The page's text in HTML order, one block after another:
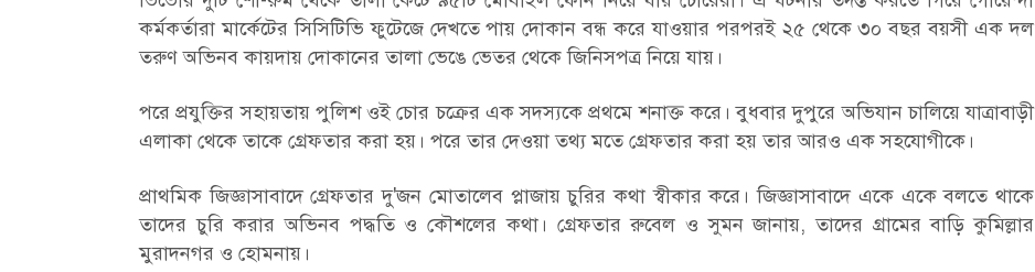
কর্মকর্তারা মার্কেটের সিসিটিভি ফুটেজে দেখতে পায় দোকান বন্ধ করে যাওয়ার পরপরই ২৫ থেকে ৩০ বছর বয়সী এক দল
তরুণ অভিনব কায়দায় দোকানের তালা ভেঙে ভেতর থেকে জিনিসপত্র নিয়ে যায়।
পরে প্রযুক্তির সহায়তায় পুলিশ ওই চোর চক্রের এক সদস্যকে প্রথমে শনাক্ত করে। বুধবার দুপুরে অভিযান চালিয়ে যাত্রাবাড়ী
এলাকা থেকে তাকে গ্রেফতার করা হয়। পরে তার দেওয়া তথ্য মতে গ্রেফতার করা হয় তার আরও এক সহযোগীকে।
প্রাথমিক জিজ্ঞাসাবাদে গ্রেফতার দু'জন মোতালেব প্লাজায় চুরির কথা স্বীকার করে। জিজ্ঞাসাবাদে একে একে বলতে থাকে
তাদের চুরি করার অভিনব পদ্ধতি ও কৌশলের কথা। গ্রেফতার রুবেল ও সুমন জানায়, তাদের গ্রামের বাড়ি কুমিল্লার
মুরাদনগর ও হোমনায়।